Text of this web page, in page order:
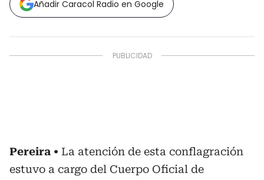
Añadir Caracol Radio en Google
Pereira
La atención de esta conflagración
estuvo a cargo del Cuerpo Oficial de